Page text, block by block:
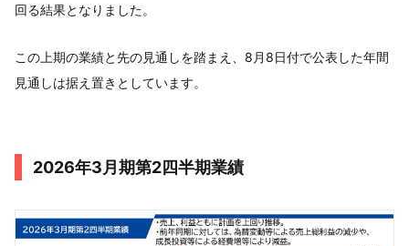
回る結果となりました。
この上期の業績と先の見通しを踏まえ、8月8日付で公表した年間
見通しは据え置きとしています。
2026年3月期第2四半期業績